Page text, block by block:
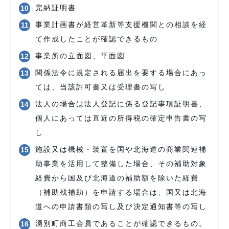
完納証明書
事業計画書が経営革新等支援機関との相談を経
て作成したことが確認できるもの
事業所の立面図、平面図
関係法令に規定される届出を要する場合にあっ
ては、当該許可書又は受理書の写し
法人の場合は法人登記に係る登記事項証明書、
個人にあっては直近の所得税の確定申告書の写
し
施設又は機械・装置を国や北海道の商業関連補
助事業を活用して整備した場合、その補助対象
経費から国及び北海道の補助額を除いた経費
（補助残補助）を申請する場合は、国又は北海
道への申請書類の写し及び決定通知書等の写し
湧別町商工会員であることが確認できるもの。